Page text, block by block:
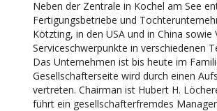
Neben der Zentrale in Kochel am See
Fertigungsbetriebe und
Kötzting, in den USA und in China sowie
Serviceschwerpunkte in verschiedenen
Das Unternehmen ist bis heute im
Gesellschafterseite wird durch einen
vertreten. Chairman ist Hubert H.
führt ein gesellschafterfremdes